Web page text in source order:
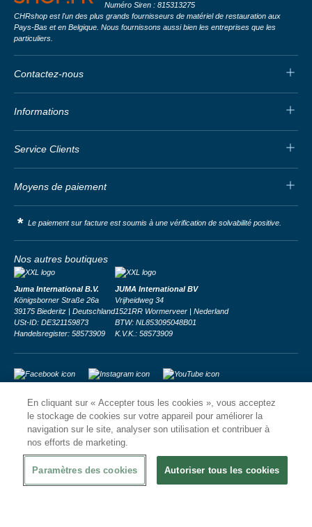
Numéro Siren : 815313275
CHRshop est l'un des plus grands fournisseurs de matériel de restauration aux
Pays-Bas et en Belgique. Nous fournissons aussi bien les entreprises que les
particuliers.
Contactez-nous
Informations
Service Clients
Moyens de paiement
* Le paiement sur facture est soumis à une vérification de solvabilité positive.
Nos autres boutiques
Juma International B.V.
Königsborner Straße 26a
39175 Biederitz | Deutschland
USt-ID: DE321159873
Handelsregister: 58573909
JUMA International BV
Vrijheidweg 34
1521RR Wormerveer | Nederland
BTW: NL853095048B01
K.V.K.: 58573909
© 2026CHRshop
Confidentialité et Sécurité Disclaimer
En cliquant sur « Accepter tous les cookies », vous acceptez
le stockage de cookies sur votre appareil pour améliorer la
navigation sur le site, analyser son utilisation et contribuer à
nos efforts de marketing.
Paramètres des cookies Autoriser tous les cookies